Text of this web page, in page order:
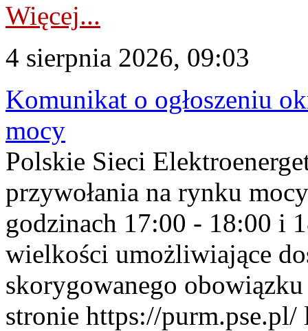
Więcej...
4 sierpnia 2026, 09:03
Komunikat o ogłoszeniu
mocy
Polskie Sieci
przywołania na rynku
godzinach 17:00 - 18:00 i
wielkości umożliwiające
skorygowanego
stronie https://